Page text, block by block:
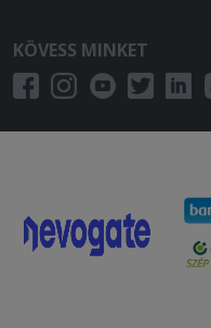
KÖVESS MINKET